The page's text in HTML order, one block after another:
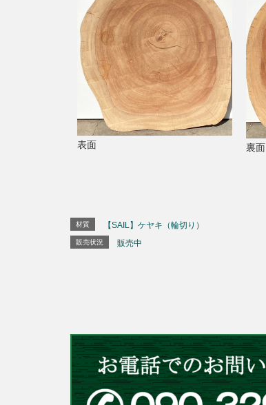
表面 裏面
材質 【SAIL】ケヤキ（輪切り）
販売状況 販売中